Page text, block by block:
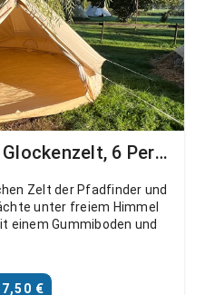
Übernachtung im Glockenzelt, 6 Personen (KRUMOS Zeltplatz Schohleck)
Zelt der Pfadfinder und
unter freiem Himmel
einem Gummiboden und
€